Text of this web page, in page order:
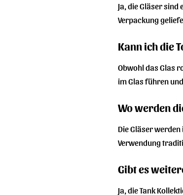
Ja, die Gläser
Verpackung
Kann ich die
Obwohl das Glas
im Glas führen
Wo werden
Die Gläser
Verwendung
Gibt es
Ja, die Tank